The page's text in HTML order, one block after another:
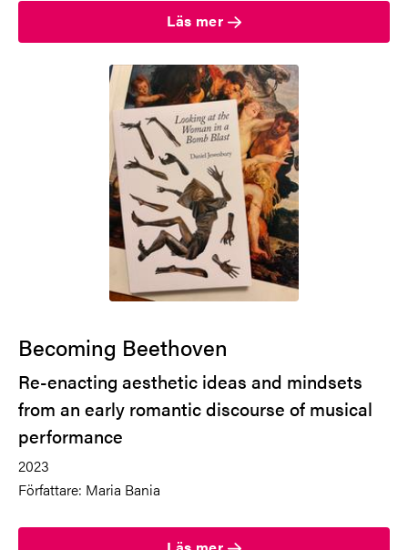
Läs mer
Becoming Beethoven
Re-enacting aesthetic ideas and mindsets
from an early romantic discourse of musical
performance
2023
Författare: Maria Bania